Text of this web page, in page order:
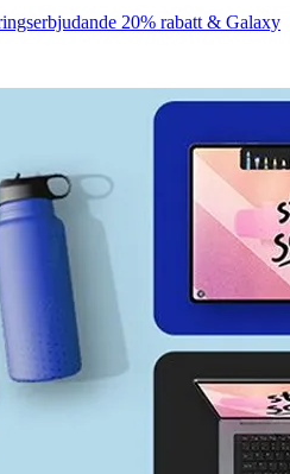
20% rabatt & Galaxy